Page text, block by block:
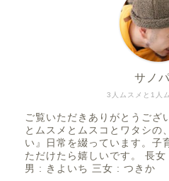
3人ムスメと1人
サノ
ご覧いただきありがとうござ
とムスメとムスコとワタシの
い』日常を綴っています。子
ただけたら嬉しいです。 長
男 : きよいち 三女 : つきか